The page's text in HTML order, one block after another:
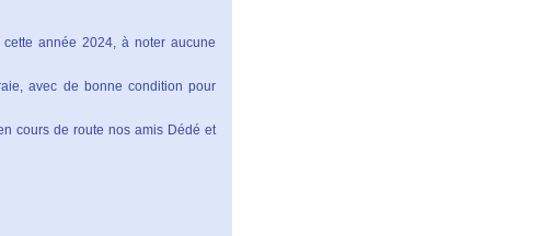
année 2024, à noter aucune
avec de bonne condition pour
cours de route nos amis Dédé et